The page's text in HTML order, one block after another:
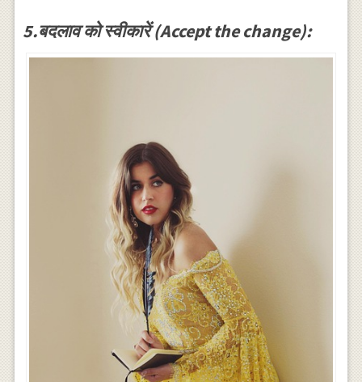
5.बदलाव को स्वीकारें (Accept the change):